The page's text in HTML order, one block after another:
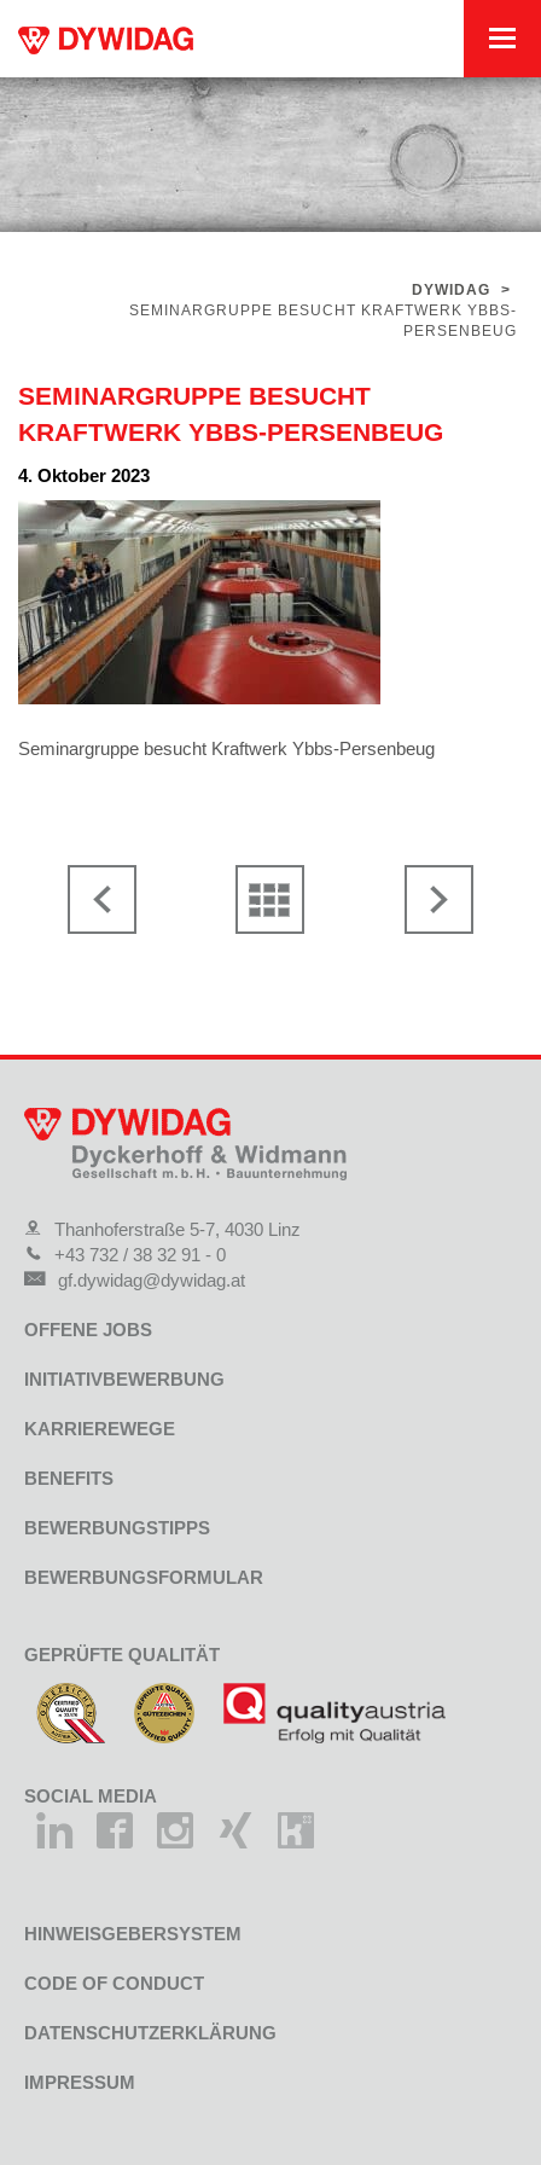
DYWIDAG
>
SEMINARGRUPPE BESUCHT KRAFTWERK YBBS-
PERSENBEUG
SEMINARGRUPPE BESUCHT
KRAFTWERK YBBS-PERSENBEUG
4. Oktober 2023
Seminargruppe besucht Kraftwerk Ybbs-Persenbeug
Thanhoferstraße 5-7, 4030 Linz
+43 732 / 38 32 91 - 0
gf.dywidag@dywidag.at
OFFENE JOBS
INITIATIVBEWERBUNG
KARRIEREWEGE
BENEFITS
BEWERBUNGSTIPPS
BEWERBUNGSFORMULAR
GEPRÜFTE QUALITÄT
SOCIAL MEDIA
HINWEISGEBERSYSTEM
CODE OF CONDUCT
DATENSCHUTZERKLÄRUNG
IMPRESSUM